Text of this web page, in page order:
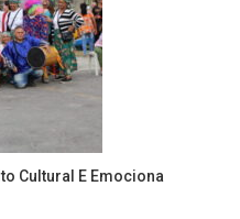
Cultural E Emociona